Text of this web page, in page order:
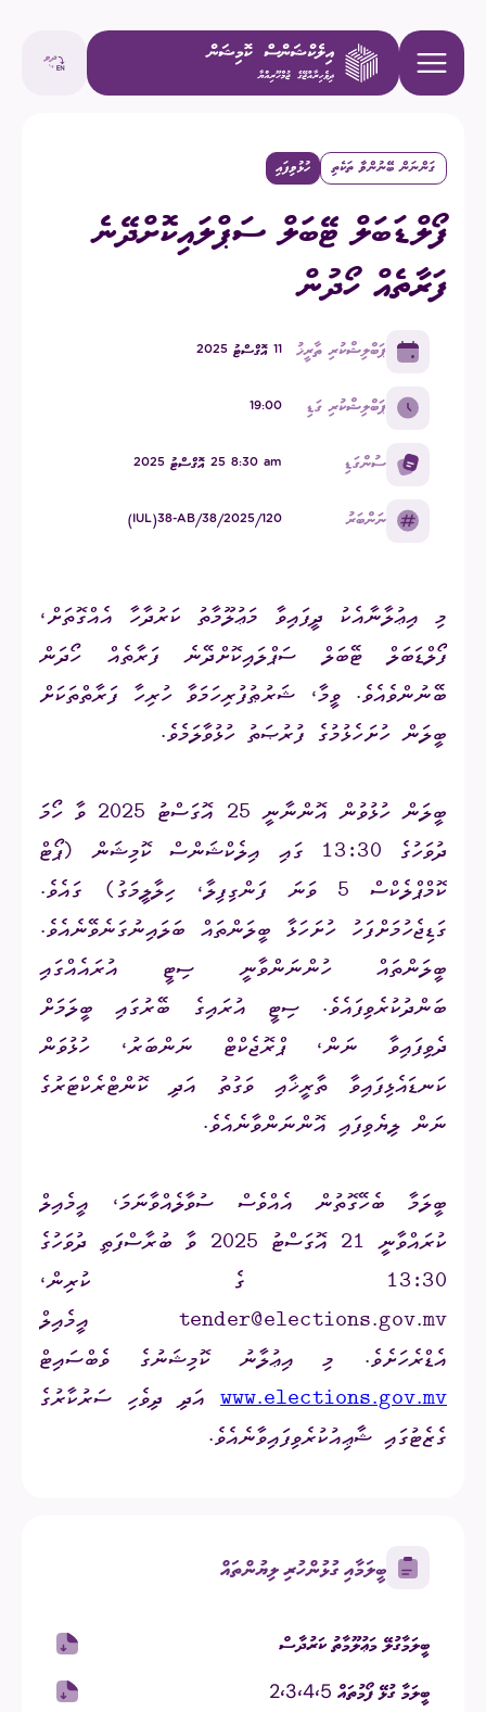
ގަންނަން ބޭނުންވާ ތަކެތި ހުޅުވިފައި
ފޯލްޑަބަލް ޓޭބަލް ސަޕްލައިކޮށްދޭނެ
ފަރާތެއް ހޯދުން
ޕަބްލިޝްކުރި ތާރީޚު 11 އޮގްސްޓު 2025
ޕަބްލިޝްކުރި ގަޑި 19:00
ސުންގަޑި am ⁧8:30 25 އޮގްސްޓު 2025
ނަންބަރު (IUL)38-AB/38/2025/120
މި އިޢުލާނާއެކު ދީފައިވާ މަޢުލޫމާތު ކަރުދާހާ އެއްގޮތަށް،
ފޯލްޑަބަލް ޓޭބަލް ސަޕްލައިކޮށްދޭނެ ފަރާތެއް ހޯދަން
ބޭނުންވެއެވެ. ވީމާ، ޝަރުޠުފުރިހަމަވާ ހުރިހާ ފަރާތްތަކަށް
ބީލަން ހުށަހެޅުމުގެ ފުރުޞަތު ހުޅުވާލަމެވެ.
ބީލަން ހުޅުވުން އޮންނާނީ 25 އޮގަސްޓު 2025 ވާ ހޯމަ
ދުވަހުގެ 13:30 ގައި އިލެކްޝަންސް ކޮމިޝަން (ޕޯޓް
ކޮމްޕްލެކްސް 5 ވަނަ ފަންގިފިލާ، ހިލާލީމަގު) ގައެވެ.
ގަޑިޖެހުމަށްފަހު ހުށަހަޅާ ބީލަންތައް ބަލައިނުގަނެވޭނެއެވެ.
ބީލަންތައް ހުންނަންވާނީ ސިޓީ އުރައެއްގައި
ބަންދުކުރެވިފައެވެ. ސިޓީ އުރައިގެ ބޭރުގައި ބީލަމަށް
ދެވިފައިވާ ނަން، ޕްރޮޖެކްޓް ނަންބަރު، ހުޅުވަން
ކަނޑައެޅިފައިވާ ތާރީޚާއި ވަގުތު އަދި ކޮންޓްރެކްޓަރުގެ
ނަން ލިޔެވިފައި އޮންނަންވާނެއެވެ.
ބީލަމާ ބެހޭގޮތުން އެއްވެސް ސުވާލެއްވާނަމަ، އީމެއިލް
ކުރައްވާނީ 21 އޮގަސްޓު 2025 ވާ ބުރާސްފަތި ދުވަހުގެ
13:30 ގެ ކުރިން،
tender@elections.gov.mv އީމެއިލް
އެޑްރެހަށެވެ. މި އިޢުލާނު ކޮމިޝަނުގެ ވެބްސައިޓް
www.elections.gov.mv އަދި ދިވެހި ސަރުކާރުގެ
ގެޒެޓުގައި ޝާޢިއުކުރެވިފައިވާނެއެވެ.
ބީލަމާއި ގުޅުންހުރި ލިޔުންތައް
ބީލަމާގުލޭ މަޢުލޫމާތު ކަރުދާސް
ބީލަމާ ގުޅޭ ފޯމުތައް 2،3،4،5